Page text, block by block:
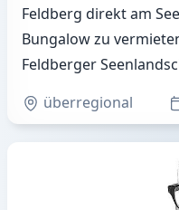
Feldberg direkt am
Bungalow zu
Feldberger
überregional